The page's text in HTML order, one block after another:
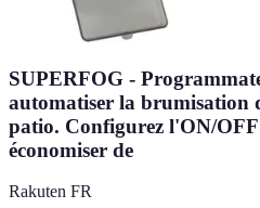
SUPERFOG -
automatiser la brumisation
patio. Configurez l'ON/OFF
économiser de
Rakuten FR